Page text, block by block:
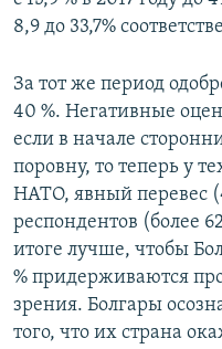
8,9 до 33,7%
За тот же период
40 %. Негативные
если в начале
поровну, то теперь у
НАТО, явный перевес
респондентов (более
итоге лучше, чтобы
% придерживаются
зрения. Болгары
того, что их страна